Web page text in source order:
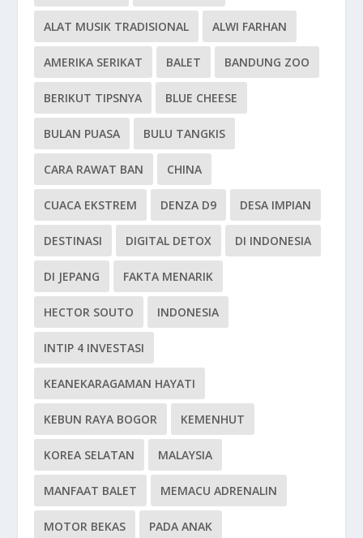
ALAT MUSIK TRADISIONAL ALWI FARHAN
AMERIKA SERIKAT BALET BANDUNG ZOO
BERIKUT TIPSNYA BLUE CHEESE
BULAN PUASA BULU TANGKIS
CARA RAWAT BAN CHINA
CUACA EKSTREM DENZA D9 DESA IMPIAN
DESTINASI DIGITAL DETOX DI INDONESIA
DI JEPANG FAKTA MENARIK
HECTOR SOUTO INDONESIA
INTIP 4 INVESTASI
KEANEKARAGAMAN HAYATI
KEBUN RAYA BOGOR KEMENHUT
KOREA SELATAN MALAYSIA
MANFAAT BALET MEMACU ADRENALIN
MOTOR BEKAS PADA ANAK